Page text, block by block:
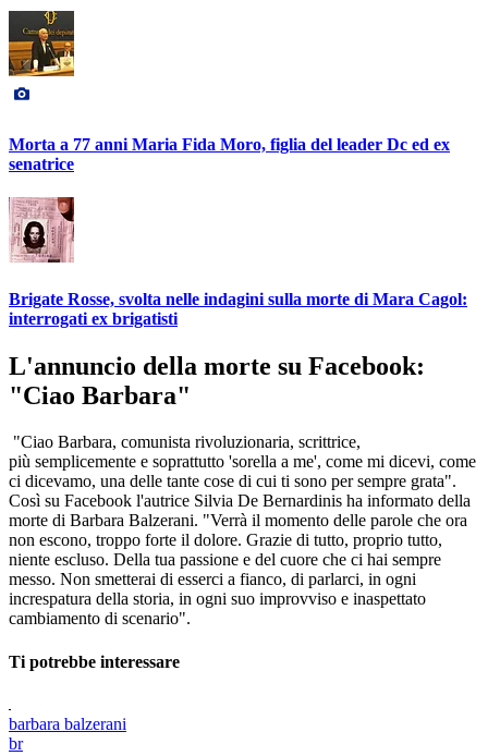
Morta a 77 anni Maria Fida Moro, figlia del leader Dc ed ex
senatrice
Brigate Rosse, svolta nelle indagini sulla morte di Mara Cagol:
interrogati ex brigatisti
L'annuncio della morte su Facebook:
"Ciao Barbara"
"Ciao Barbara, comunista rivoluzionaria, scrittrice,
più semplicemente e soprattutto 'sorella a me', come mi dicevi, come
ci dicevamo, una delle tante cose di cui ti sono per sempre grata".
Così su Facebook l'autrice Silvia De Bernardinis ha informato della
morte di Barbara Balzerani. "Verrà il momento delle parole che ora
non escono, troppo forte il dolore. Grazie di tutto, proprio tutto,
niente escluso. Della tua passione e del cuore che ci hai sempre
messo. Non smetterai di esserci a fianco, di parlarci, in ogni
increspatura della storia, in ogni suo improvviso e inaspettato
cambiamento di scenario".
Ti potrebbe interessare
barbara balzerani
br